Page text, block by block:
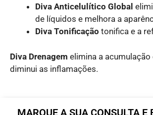
Diva Anticelulítico Global
de líquidos e melhora a
Diva Tonificação tonifica e a
Diva Drenagem elimina a
diminui as inflamações.
MARQUE A SUA CONSULTA E